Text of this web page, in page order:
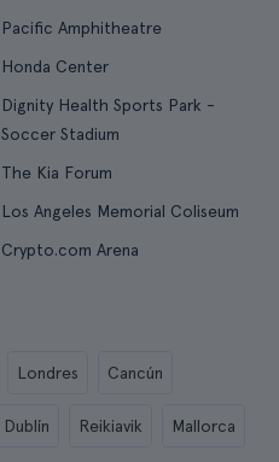
Pacific Amphitheatre
Honda Center
Dignity Health Sports Park -
Soccer Stadium
The Kia Forum
Los Angeles Memorial Coliseum
Crypto.com Arena
Londres Cancún
Dublín Reikiavik Mallorca